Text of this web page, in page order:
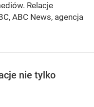
Relacje
ABC News, agencja
nie tylko